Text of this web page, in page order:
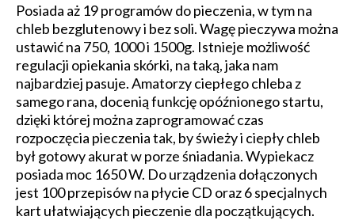
Posiada aż 19 programów do pieczenia, w tym na
chleb bezglutenowy i bez soli. Wagę pieczywa można
ustawić na 750, 1000 i 1500g. Istnieje możliwość
regulacji opiekania skórki, na taką, jaka nam
najbardziej pasuje. Amatorzy ciepłego chleba z
samego rana, docenią funkcję opóźnionego startu,
dzięki której można zaprogramować czas
rozpoczęcia pieczenia tak, by świeży i ciepły chleb
był gotowy akurat w porze śniadania. Wypiekacz
posiada moc 1650 W. Do urządzenia dołączonych
jest 100 przepisów na płycie CD oraz 6 specjalnych
kart ułatwiających pieczenie dla początkujących.